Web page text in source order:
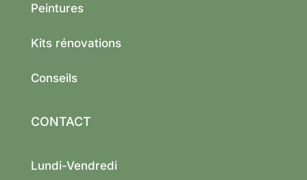
Peintures
Kits rénovations
Conseils
CONTACT
Lundi-Vendredi